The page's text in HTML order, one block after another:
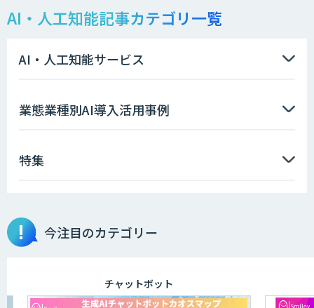
AI・人工知能記事カテゴリ一覧
AI・人工知能サービス
業態業種別AI導入活用事例
特集
今注目のカテゴリー
チャットボット